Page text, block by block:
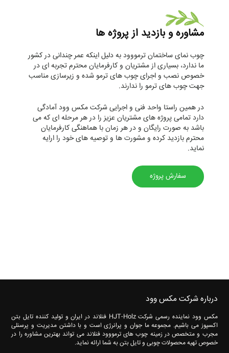
مشاوره و بازدید از پروژه ها
چوب نمای ساختمان ترمووود به دلیل اینکه عمر چندانی در کشور
ما ندارد، بسیاری از مشتریان و کارفرمایان محترم تجربه ای در
خصوص نصب و اجرای چوب های ترمو شده و زیرسازی مناسب
جهت چوب های ترمو را ندارند.
در همین راستا واحد فنی و اجرایی شرکت مکس وود آمادگی
دارد تمامی پروژه های مشتریان عزیز را در هر مرحله ای که می
باشد به صورت رایگان و در هر زمان با هماهنگی کارفرمایان
محترم بازدید کرده و مشورت ها و توصیه های خود را ارایه
نماید.
سفارش پروژه
درباره شرکت مکس وود
مکس وود نماینده رسمی شرکت HJT-Holz فنلاند در ایران و تولید کننده تایل بتن
اکسپوز می باشیم. مجموعه ما جوان و پرانرژی است و با داشتن مدیریت و پرسنلی
مجرب و متخصص در زمینه چوب های ترمووود فنلاند می تواند بهترین مشاوره را در
خصوص تهیه محصولات چوبی و تایل بتن به شما ارائه نماید.